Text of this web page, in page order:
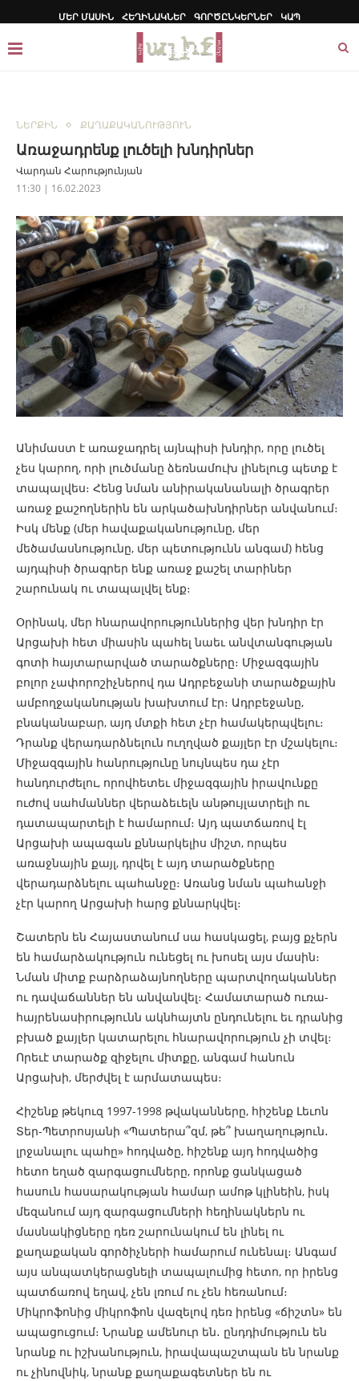
ՄԵՐ ՄԱՍԻՆ ՀԵՂԻՆԱԿՆԵՐ ԳՈՐԾԸՆԿԵՐՆԵՐ ԿԱՊ
ՆԵՐՔԻՆ ՔԱՂԱՔԱԿԱՆՈՒԹՅՈՒՆ
Առաջադրենք լուծելի խնդիրներ
Վարդան Հարությունյան
11:30 | 16.02.2023
Անիմաստ է առաջադրել այնպիսի խնդիր, որը լուծել
չես կարող, որի լուծմանը ձեռնամուխ լինելուց պետք է
տապալվես։ Հենց նման անիրականանալի ծրագրեր
առաջ քաշողներին են արկածախնդիրներ անվանում։
Իսկ մենք (մեր հավաքականությունը, մեր
մեծամասնությունը, մեր պետությունն անգամ) հենց
այդպիսի ծրագրեր ենք առաջ քաշել տարիներ
շարունակ ու տապալվել ենք։
Օրինակ, մեր հնարավորություններից վեր խնդիր էր
Արցախի հետ միասին պահել նաեւ անվտանգության
գոտի հայտարարված տարածքները։ Միջազգային
բոլոր չափորոշիչներով դա Ադրբեջանի տարածքային
ամբողջականության խախտում էր։ Ադրբեջանը,
բնականաբար, այդ մտքի հետ չէր համակերպվելու։
Դրանք վերադարձնելուն ուղղված քայլեր էր մշակելու։
Միջազգային հանրությունը նույնպես դա չէր
հանդուրժելու, որովհետեւ միջազգային իրավունքը
ուժով սահմաններ վերաձեւելն անթույլատրելի ու
դատապարտելի է համարում։ Այդ պատճառով էլ
Արցախի ապագան քննարկելիս միշտ, որպես
առաջնային քայլ, դրվել է այդ տարածքները
վերադարձնելու պահանջը։ Առանց նման պահանջի
չէր կարող Արցախի հարց քննարկվել։
Շատերն են Հայաստանում սա հասկացել, բայց քչերն
են համարձակություն ունեցել ու խոսել այս մասին։
Նման միտք բարձրաձայնողները պարտվողականներ
ու դավաճաններ են անվանվել։ Համատարած ուռա-
հայրենասիրությունն ակնհայտն ընդունելու եւ դրանից
բխած քայլեր կատարելու հնարավորություն չի տվել։
Որեւէ տարածք զիջելու միտքը, անգամ հանուն
Արցախի, մերժվել է արմատապես։
Հիշենք թեկուզ 1997-1998 թվականները, հիշենք Լեւոն
Տեր-Պետրոսյանի «Պատերա՞զմ, թե՞ խաղաղություն․
լրջանալու պահը» հոդվածը, հիշենք այդ հոդվածից
հետո եղած զարգացումները, որոնք ցանկացած
հասուն հասարակության համար ամոթ կլինեին, իսկ
մեզանում այդ զարգացումների հեղինակներն ու
մասնակիցները դեռ շարունակում են լինել ու
քաղաքական գործիչների համարում ունենալ։ Անգամ
այս անպատկերացնելի տապալումից հետո, որ իրենց
պատճառով եղավ, չեն լռում ու չեն հեռանում։
Միկրոֆոնից միկրոֆոն վազելով դեռ իրենց «ճիշտն» են
ապացուցում։ Նրանք ամենուր են․ ընդդիմություն են
նրանք ու իշխանություն, իրավապաշտպան են նրանք
ու չինովնիկ, նրանք քաղաքագետներ են ու